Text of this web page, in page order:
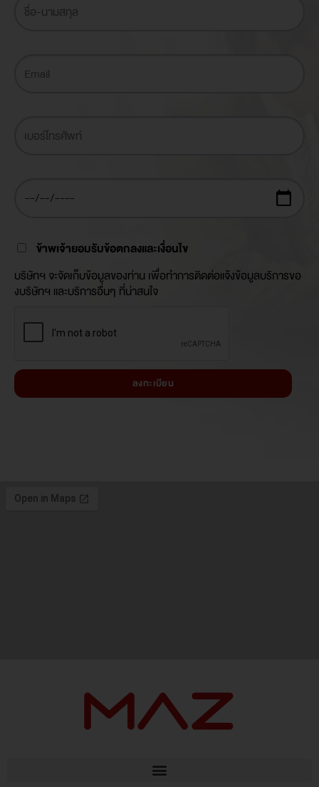
ข้าพเจ้ายอมรับข้อตกลงและเงื่อนไข
บริษัทฯ จะจัดเก็บข้อมูลของท่าน เพื่อทำการติดต่อแจ้งข้อมูลบริการขอ
งบริษัทฯ และบริการอื่นๆ ที่น่าสนใจ
ลงทะเบียน